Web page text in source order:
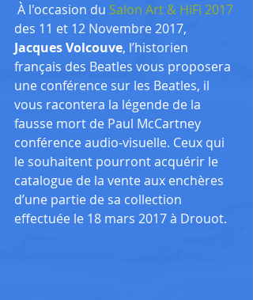
À l'occasion du Salon Art & HiFi 2017
des 11 et 12 Novembre 2017,
Jacques Volcouve, l’historien
français des Beatles vous proposera
une conférence sur les Beatles, il
vous racontera la légende de la
fausse mort de Paul McCartney
conférence audio-visuelle. Ceux qui
le souhaitent pourront acquérir le
catalogue de la vente aux enchères
d’une partie de sa collection
effectuée le 18 mars 2017 à Drouot.